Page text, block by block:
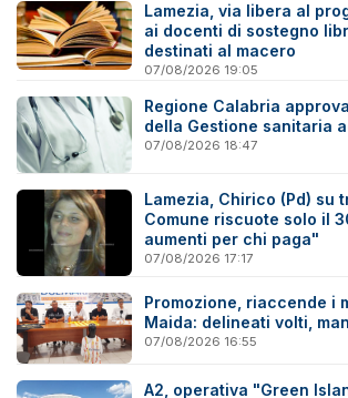
Lamezia, via libera al
ai docenti di sostegno
destinati al macero
07/08/2026 19:05
Regione Calabria
della Gestione sanitaria
07/08/2026 18:47
Lamezia, Chirico (Pd) su
Comune riscuote solo il
aumenti per chi paga"
07/08/2026 17:17
Promozione, riaccende i
Maida: delineati volti,
07/08/2026 16:55
A2, operativa "Green